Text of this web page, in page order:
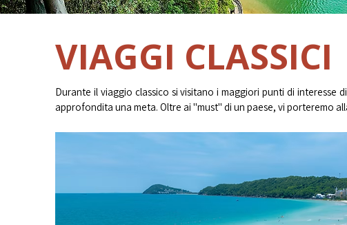
VIAGGI CLASSICI
Durante il viaggio classico si visitano i maggiori punti di interesse
approfondita una meta. Oltre ai "must" di un paese, vi porteremo